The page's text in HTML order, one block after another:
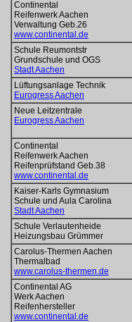
Continental
Reifenwerk Aachen
Verwaltung Geb.26
www.continental.de
Schule Reumontstr
Grundschule und OGS
Stadt Aachen
Lüftungsanlage Technik
Eurogress Aachen
Neue Leitzentrale
Eurogress Aachen
Continental
Reifenwerk Aachen
Reifenprüfstand Geb.38
www.continental.de
Kaiser-Karls Gymnasium
Schule und Aula Carolina
Stadt Aachen
Schule Verlautenheide
Heizungsbau Grümmer
Carolus-Thermen Aachen
Thermalbad
www.carolus-thermen.de
Continental AG
Werk Aachen
Reifenhersteller
www.continental.de